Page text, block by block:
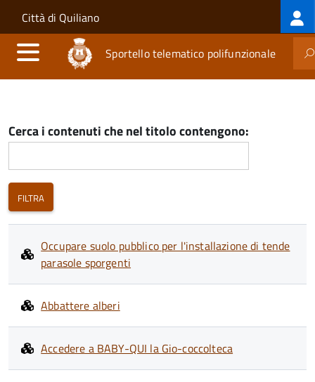
Salta al contenuto principale
Skip to site navigation
Città di Quiliano
Sportello telematico polifunzionale
Cerca i contenuti che nel titolo contengono:
Occupare suolo pubblico per l'installazione di tende
parasole sporgenti
Abbattere alberi
Accedere a BABY-QUI la Gio-coccolteca